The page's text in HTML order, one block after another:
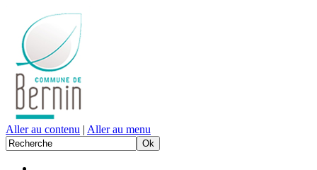
Aller au contenu | Aller au menu